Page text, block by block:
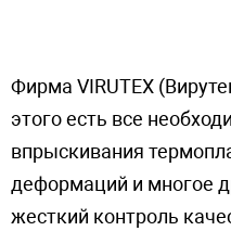
Фирма VIRUTEX
этого есть все
впрыскивания
деформаций и многое
жесткий контроль